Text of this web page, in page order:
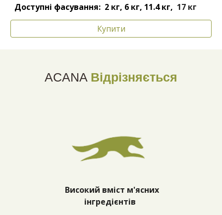
Доступні фасування: 2 кг, 6 кг, 11.4 кг, 17 кг
Купити
ACANA Відрізняється
Високий вміст м'ясних
інгредієнтів